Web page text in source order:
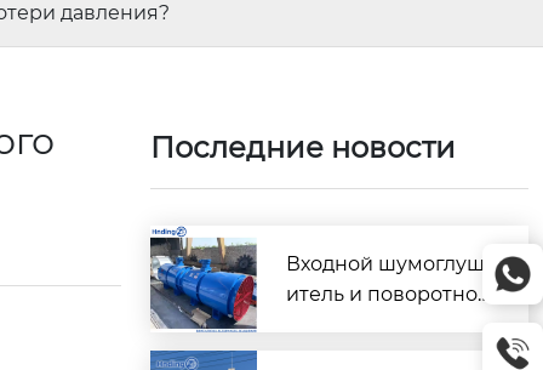
давления?
Последние новости
Входной шумоглуш
итель и поворотно-